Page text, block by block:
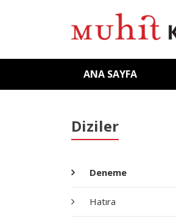
ANA SAYFA
Diziler
Deneme
Hatıra